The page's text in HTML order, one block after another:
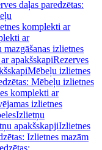
daļas paredzētas:
komplekti ar
ar
mazgāšanas izlietnes
apakšskapiRezerves
Mēbeļu izlietnes
Mēbeļu izlietnes
komplekti ar
izlietnes
Izlietņu
apakšskapjiIzlietnes
Izlietnes mazām